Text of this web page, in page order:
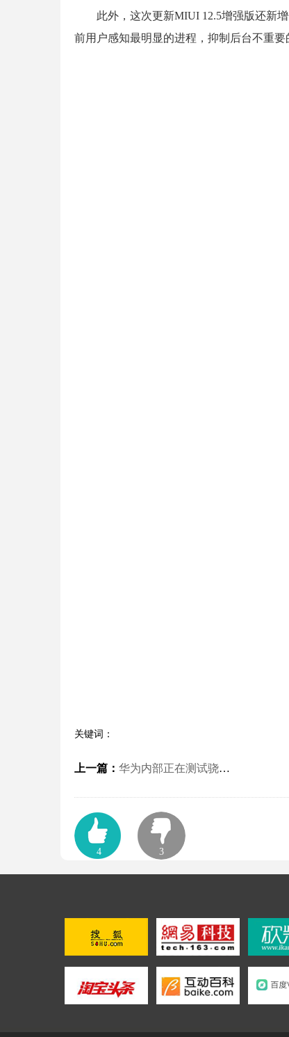
此外，这次更新MIUI 12.5增强版还新增
前用户感知最明显的进程，抑制后台不重要
关键词：
上一篇： 华为内部正在测试骁龙898 4G芯片 预计华为Mate 50系列首发
4 3